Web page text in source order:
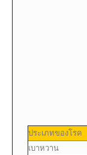
ประเภทของโรค
เบาหวาน